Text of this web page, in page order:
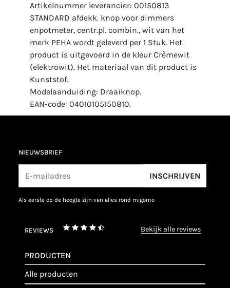
Artikelnummer leverancier: 00150813
STANDARD afdekk. knop voor dimmers
enpotmeter, centr.pl. combin., wit van het
merk PEHA wordt geleverd per 1 Stuk. Het
product is uitgevoerd in de kleur Crèmewit
(elektrowit). Het materiaal van dit product is
Kunststof.
Modelaanduiding: Draaiknop.
EAN-code: 04010105150810.
NIEUWSBRIEF
INSCHRIJVEN
als eerste op de hoogte zijn van alles rond migomo
REVIEWS bekijk alle reviews
PRODUCTEN
alle producten